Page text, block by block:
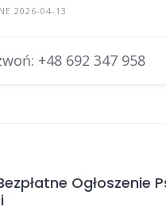
2026-04-13
+48 692 347 958
Ogłoszenie